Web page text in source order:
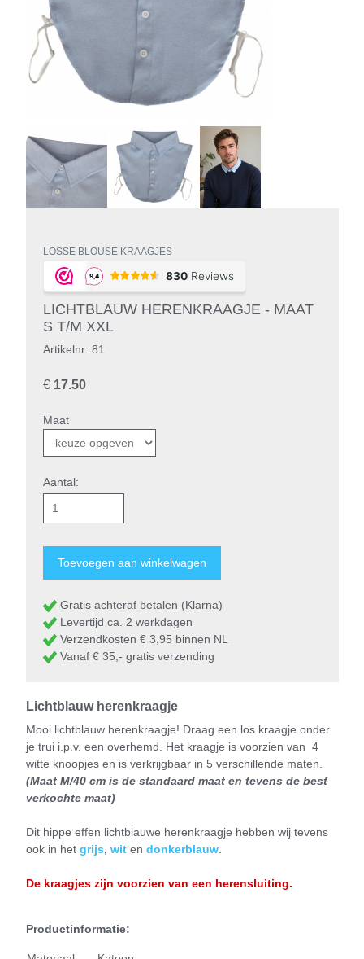
LOSSE BLOUSE KRAAGJES
LICHTBLAUW HERENKRAAGJE - MAAT
S T/M XXL
Artikelnr: 81
€ 17.50
Maat
Aantal:
Gratis achteraf betalen (Klarna)
Levertijd ca. 2 werkdagen
Verzendkosten € 3,95 binnen NL
Vanaf € 35,- gratis verzending
Lichtblauw herenkraagje
Mooi lichtblauw herenkraagje! Draag een los kraagje onder
je trui i.p.v. een overhemd. Het kraagje is voorzien van 4
witte knoopjes en is verkrijgbaar in 5 verschillende maten.
(Maat M/40 cm is de standaard maat en tevens de best
verkochte maat)
Dit hippe effen lichtblauwe herenkraagje hebben wij tevens
ook in het grijs, wit en donkerblauw.
De kraagjes zijn voorzien van een herensluiting.
Productinformatie: